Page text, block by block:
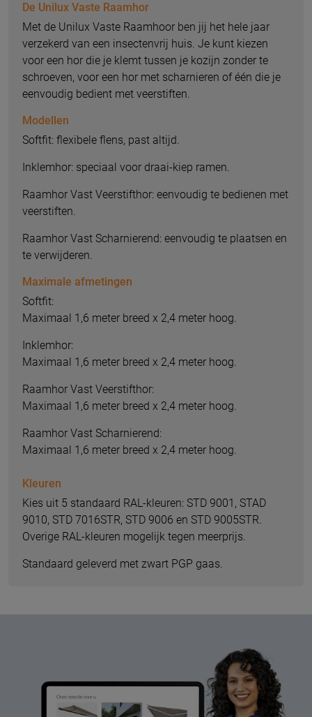
De Unilux Vaste Raamhor
Met de Unilux Vaste Raamhoor ben jij het hele jaar
verzekerd van een insectenvrij huis. Je kunt kiezen
voor een hor die je klemt tussen je kozijn zonder te
schroeven, voor een hor met scharnieren of één die je
eenvoudig bedient met veerstiften.
Modellen
Softfit: flexibele flens, past altijd.
Inklemhor: speciaal voor draai-kiep ramen.
Raamhor Vast Veerstifthor: eenvoudig te bedienen met
veerstiften.
Raamhor Vast Scharnierend: eenvoudig te plaatsen en
te verwijderen.
Maximale afmetingen
Softfit:
Maximaal 1,6 meter breed x 2,4 meter hoog.
Inklemhor:
Maximaal 1,6 meter breed x 2,4 meter hoog.
Raamhor Vast Veerstifthor:
Maximaal 1,6 meter breed x 2,4 meter hoog.
Raamhor Vast Scharnierend:
Maximaal 1,6 meter breed x 2,4 meter hoog.
Kleuren
Kies uit 5 standaard RAL-kleuren: STD 9001, STAD
9010, STD 7016STR, STD 9006 en STD 9005STR.
Overige RAL-kleuren mogelijk tegen meerprijs.
Standaard geleverd met zwart PGP gaas.